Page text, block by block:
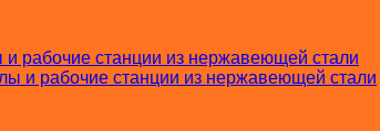
рабочие станции из нержавеющей стали